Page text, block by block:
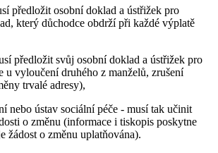
předložit osobní doklad a ústřižek pro
který důchodce obdrží při každé výplatě
předložit svůj osobní doklad a ústřižek pro
u vyloučení druhého z manželů, zrušení
trvalé adresy),
nebo ústav sociální péče - musí tak učinit
o změnu (informace i tiskopis poskytne
žádost o změnu uplatňována).